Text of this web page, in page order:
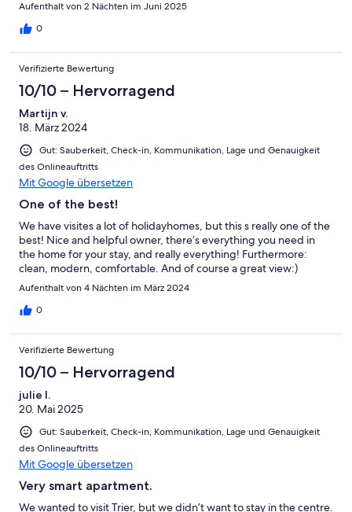
Aufenthalt von 2 Nächten im Juni 2025
0
Verifizierte Bewertung
10/10 – Hervorragend
Martijn v.
18. März 2024
Gut: Sauberkeit, Check-in, Kommunikation, Lage und Genauigkeit
des Onlineauftritts
Mit Google übersetzen
One of the best!
We have visites a lot of holidayhomes, but this s really one of the
best! Nice and helpful owner, there’s everything you need in
the home for your stay, and really everything! Furthermore:
clean, modern, comfortable. And of course a great view:)
Aufenthalt von 4 Nächten im März 2024
0
Verifizierte Bewertung
10/10 – Hervorragend
julie l.
20. Mai 2025
Gut: Sauberkeit, Check-in, Kommunikation, Lage und Genauigkeit
des Onlineauftritts
Mit Google übersetzen
Very smart apartment.
We wanted to visit Trier, but we didn’t want to stay in the centre.